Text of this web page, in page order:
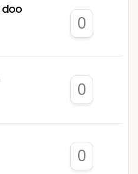
doo
0
0
0